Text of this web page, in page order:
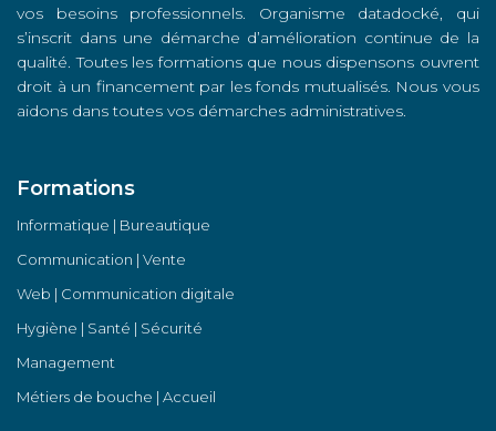
vos besoins professionnels. Organisme datadocké, qui
s’inscrit dans une démarche d’amélioration continue de la
qualité. Toutes les formations que nous dispensons ouvrent
droit à un financement par les fonds mutualisés. Nous vous
aidons dans toutes vos démarches administratives.
Formations
Informatique | Bureautique
Communication | Vente
Web | Communication digitale
Hygiène | Santé | Sécurité
Management
Métiers de bouche | Accueil